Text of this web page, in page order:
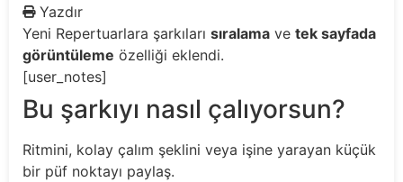
Yazdır
Yeni Repertuarlara şarkıları sıralama ve tek sayfada
görüntüleme özelliği eklendi.
[user_notes]
Bu şarkıyı nasıl çalıyorsun?
Ritmini, kolay çalım şeklini veya işine yarayan küçük
bir püf noktayı paylaş.